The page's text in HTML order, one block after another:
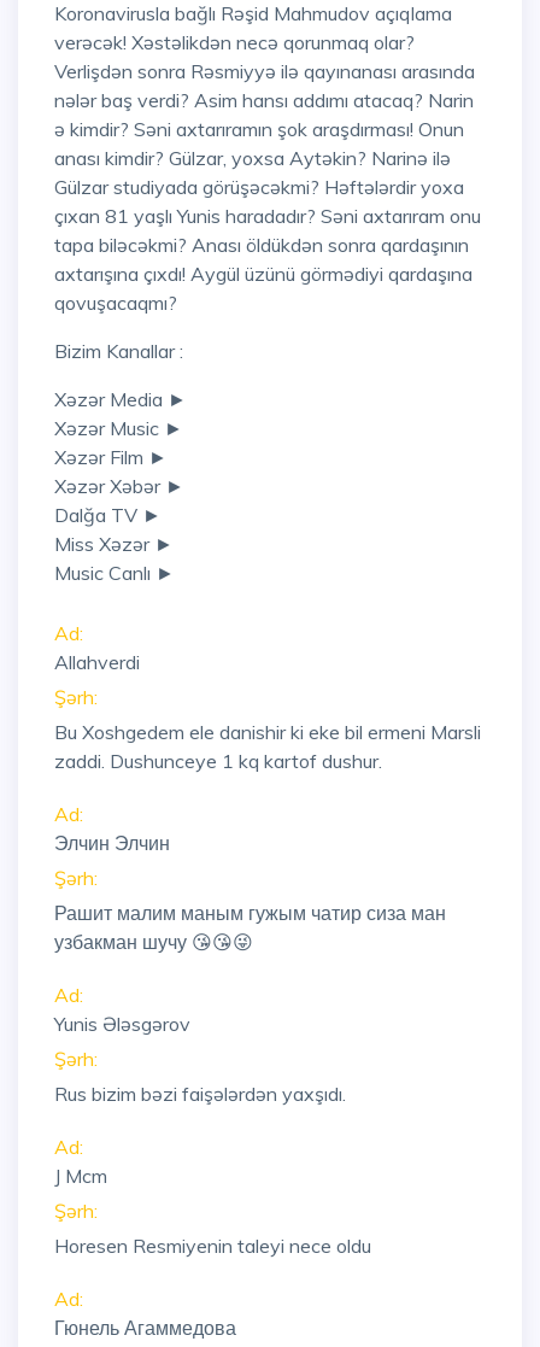
Koronavirusla bağlı Rəşid Mahmudov açıqlama
verəcək! Xəstəlikdən necə qorunmaq olar?
Verlişdən sonra Rəsmiyyə ilə qayınanası arasında
nələr baş verdi? Asim hansı addımı atacaq? Narin
ə kimdir? Səni axtarıramın şok araşdırması! Onun
anası kimdir? Gülzar, yoxsa Aytəkin? Narinə ilə
Gülzar studiyada görüşəcəkmi? Həftələrdir yoxa
çıxan 81 yaşlı Yunis haradadır? Səni axtarıram onu
tapa biləcəkmi? Anası öldükdən sonra qardaşının
axtarışına çıxdı! Aygül üzünü görmədiyi qardaşına
qovuşacaqmı?
Bizim Kanallar :
Xəzər Media ►
Xəzər Music ►
Xəzər Film ►
Xəzər Xəbər ►
Dalğa TV ►
Miss Xəzər ►
Music Canlı ►
Ad:
Allahverdi
Şərh:
Bu Xoshgedem ele danishir ki eke bil ermeni Marsli
zaddi. Dushunceye 1 kq kartof dushur.
Ad:
Элчин Элчин
Şərh:
Рашит малим маным гужым чатир сиза ман
узбакман шучу 😘😘😜
Ad:
Yunis Ələsgərov
Şərh:
Rus bizim bəzi faişələrdən yaxşıdı.
Ad:
J Mcm
Şərh:
Horesen Resmiyenin taleyi nece oldu
Ad:
Гюнель Агаммедова